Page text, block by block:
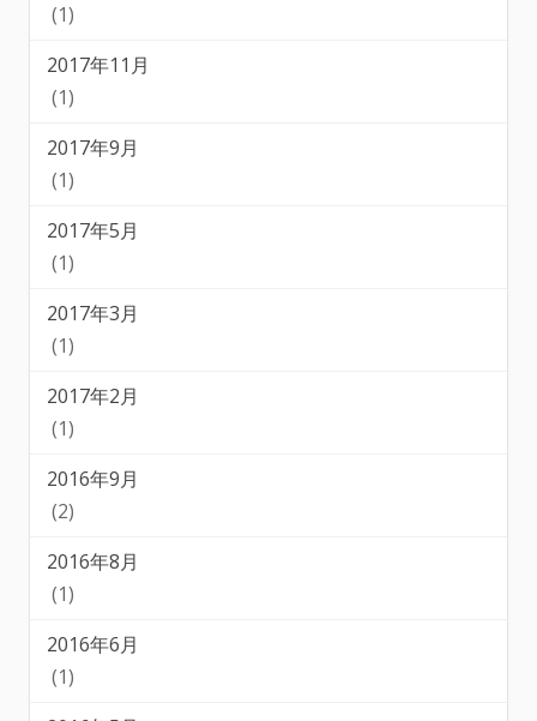
(1)
2017年11月
(1)
2017年9月
(1)
2017年5月
(1)
2017年3月
(1)
2017年2月
(1)
2016年9月
(2)
2016年8月
(1)
2016年6月
(1)